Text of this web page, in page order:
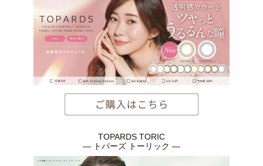
TOPARDS TORIC
― トパーズ トーリック ―